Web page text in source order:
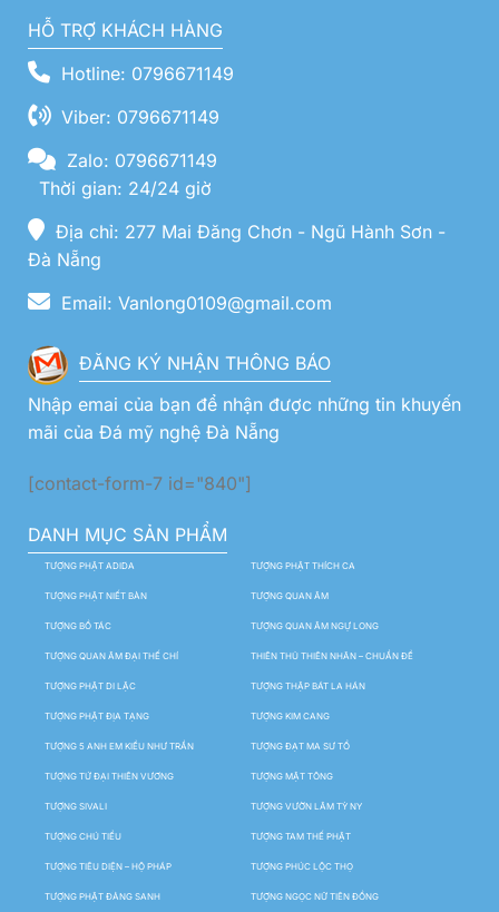
HỖ TRỢ KHÁCH HÀNG
Hotline: 0796671149
Viber: 0796671149
Zalo: 0796671149
Thời gian: 24/24 giờ
Địa chỉ: 277 Mai Đăng Chơn - Ngũ Hành Sơn -
Đà Nẵng
Email: Vanlong0109@gmail.com
ĐĂNG KÝ NHẬN THÔNG BÁO
Nhập emai của bạn để nhận được những tin khuyến
mãi của Đá mỹ nghệ Đà Nẵng
[contact-form-7 id="840"]
DANH MỤC SẢN PHẨM
TƯỢNG PHẬT ADIDA TƯỢNG PHẬT THÍCH CA
TƯỢNG PHẬT NIẾT BÀN TƯỢNG QUAN ÂM
TƯỢNG BỒ TÁC TƯỢNG QUAN ÂM NGỰ LONG
TƯỢNG QUAN ÂM ĐẠI THẾ CHÍ THIÊN THỦ THIÊN NHÃN – CHUẨN ĐỀ
TƯỢNG PHẬT DI LẶC TƯỢNG THẬP BÁT LA HÁN
TƯỢNG PHẬT ĐỊA TẠNG TƯỢNG KIM CANG
TƯỢNG 5 ANH EM KIỀU NHƯ TRẦN TƯỢNG ĐẠT MA SƯ TỔ
TƯỢNG TỨ ĐẠI THIÊN VƯƠNG TƯỢNG MẬT TÔNG
TƯỢNG SIVALI TƯỢNG VƯỜN LÂM TỲ NY
TƯỢNG CHÚ TIỂU TƯỢNG TAM THẾ PHẬT
TƯỢNG TIÊU DIỆN – HỘ PHÁP TƯỢNG PHÚC LỘC THỌ
TƯỢNG PHẬT ĐẢNG SANH TƯỢNG NGỌC NỮ TIÊN ĐỒNG